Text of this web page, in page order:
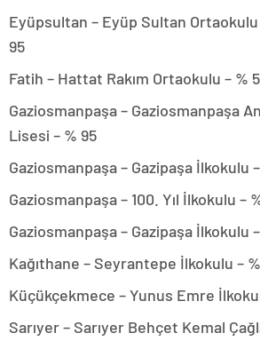
Eyüpsultan – Eyüp Sultan Ortaokulu
95
Fatih – Hattat Rakım Ortaokulu – %
Gaziosmanpaşa – Gaziosmanpaşa
Lisesi – % 95
Gaziosmanpaşa – Gazipaşa İlkokulu
Gaziosmanpaşa – 100. Yıl İlkokulu –
Gaziosmanpaşa – Gazipaşa İlkokulu
Kağıthane – Seyrantepe İlkokulu –
Küçükçekmece – Yunus Emre
Sarıyer – Sarıyer Behçet Kemal